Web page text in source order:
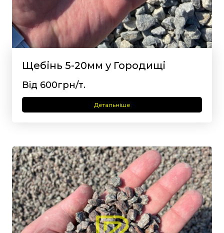
Щебінь 5-20мм у Городищі
Від 600грн/т.
Детальніше